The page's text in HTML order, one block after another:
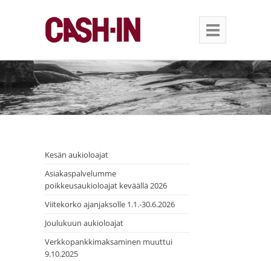
Kesän aukioloajat
Asiakaspalvelumme
poikkeusaukioloajat keväällä 2026
Viitekorko ajanjaksolle 1.1.-30.6.2026
Joulukuun aukioloajat
Verkkopankkimaksaminen muuttui
9.10.2025